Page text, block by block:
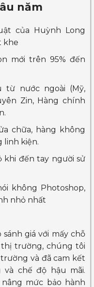
năm
của Huỳnh Long
khe
mới trên 95% đến
từ nước ngoài (Mỹ,
Zin, Hàng chính
chữa, hàng không
linh kiện.
khi đến tay người sử
không Photoshop,
nhỏ nhất
giá với mấy chỗ
trường, chúng tôi
và đã cam kết
chế độ hậu mãi.
mức bảo hành